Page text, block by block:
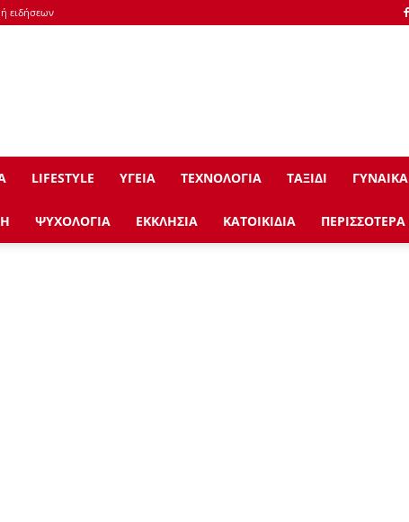
ειδήσεων
LIFESTYLE ΥΓΕΙΑ ΤΕΧΝΟΛΟΓΙΑ ΤΑΞΙΔΙ ΓΥΝΑΙΚΑ
ΨΥΧΟΛΟΓΙΑ ΕΚΚΛΗΣΙΑ ΚΑΤΟΙΚΙΔΙΑ ΠΕΡΙΣΣΟΤΕΡΑ